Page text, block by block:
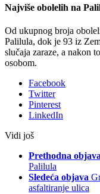
Najviše obolelih na
Od ukupnog broja
Palilula, dok je 93 iz
slučaja zaraze, a nakon
osobom.
Facebook
Twitter
Pinterest
LinkedIn
Vidi još
Prethodna objava
Palilula
Sledeća objava
asfaltiranje ulica